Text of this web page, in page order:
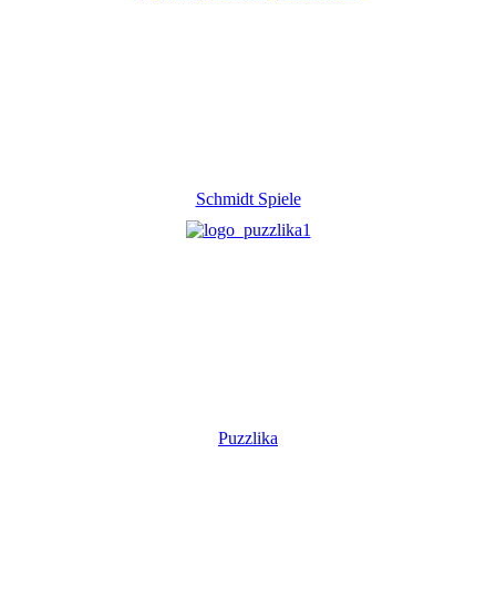
Schmidt Spiele
Puzzlika